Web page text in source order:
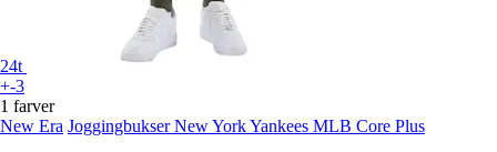
24t
+-3
1 farver
New Era Joggingbukser New York Yankees MLB Core Plus